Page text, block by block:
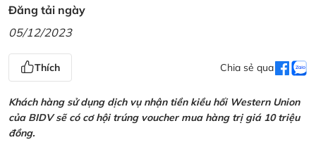
Đăng tải ngày
05/12/2023
Thích Chia sẻ qua
Khách hàng sử dụng dịch vụ nhận tiền kiều hối Western Union
của BIDV sẽ có cơ hội trúng voucher mua hàng trị giá 10 triệu
đồng.